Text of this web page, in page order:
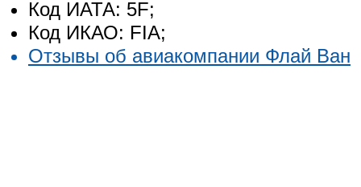
Код ИАТА: 5F;
Код ИКАО: FIA;
Отзывы об авиакомпании Флай Ван